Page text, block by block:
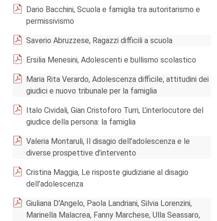
Dario Bacchini, Scuola e famiglia tra autoritarismo e
permissivismo
Saverio Abruzzese, Ragazzi difficili a scuola
Ersilia Menesini, Adolescenti e bullismo scolastico
Maria Rita Verardo, Adolescenza difficile, attitudini dei
giudici e nuovo tribunale per la famiglia
Italo Cividali, Gian Cristoforo Turri, L’interlocutore del
giudice della persona: la famiglia
Valeria Montaruli, Il disagio dell’adolescenza e le
diverse prospettive d’intervento
Cristina Maggia, Le risposte giudiziarie al disagio
dell’adolescenza
Giuliana D'Angelo, Paola Landriani, Silvia Lorenzini,
Marinella Malacrea, Fanny Marchese, Ulla Seassaro,